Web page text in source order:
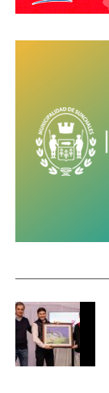
provocar
la sufren.
Sin embargo,
El crecimiento
desafío para
organismos
que las
los datos
pueden